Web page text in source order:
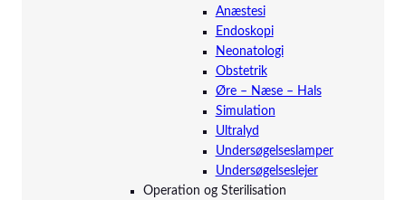
Anæstesi
Endoskopi
Neonatologi
Obstetrik
Øre – Næse – Hals
Simulation
Ultralyd
Undersøgelseslamper
Undersøgelseslejer
Operation og Sterilisation